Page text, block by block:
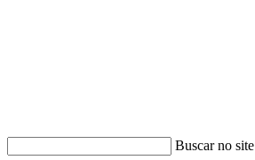
Buscar no site